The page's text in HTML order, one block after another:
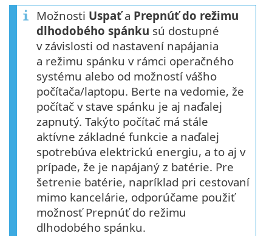
Možnosti Uspaťa Prepnúť do režimu
dlhodobého spánku sú dostupné
v závislosti od nastavení napájania
a režimu spánku v rámci operačného
systému alebo od možností vášho
počítača/laptopu. Berte na vedomie, že
počítač v stave spánku je aj naďalej
zapnutý. Takýto počítač má stále
aktívne základné funkcie a naďalej
spotrebúva elektrickú energiu, a to aj v
prípade, že je napájaný z batérie. Pre
šetrenie batérie, napríklad pri cestovaní
mimo kancelárie, odporúčame použiť
možnosť Prepnúť do režimu
dlhodobého spánku.